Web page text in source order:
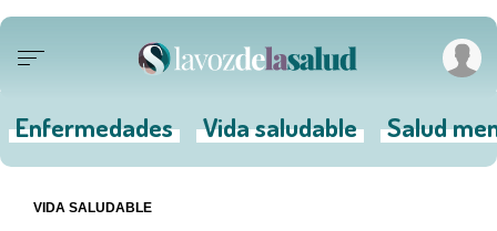
Enfermedades Vida saludable Salud
VIDA SALUDABLE